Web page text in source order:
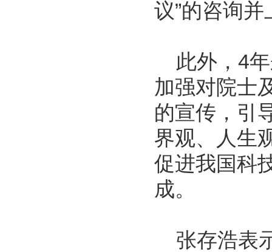
议”的咨询
此外，4年
加强对院士
的宣传，引
界观、人生
促进我国科
成。
张存浩表